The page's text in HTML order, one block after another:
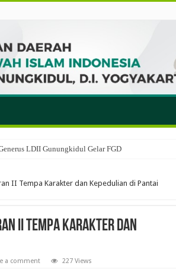
LDII Gunungkidul Gelar FGD
II Tempa Karakter dan Kepedulian di Pantai
II Tempa Karakter dan
a comment 227 Views